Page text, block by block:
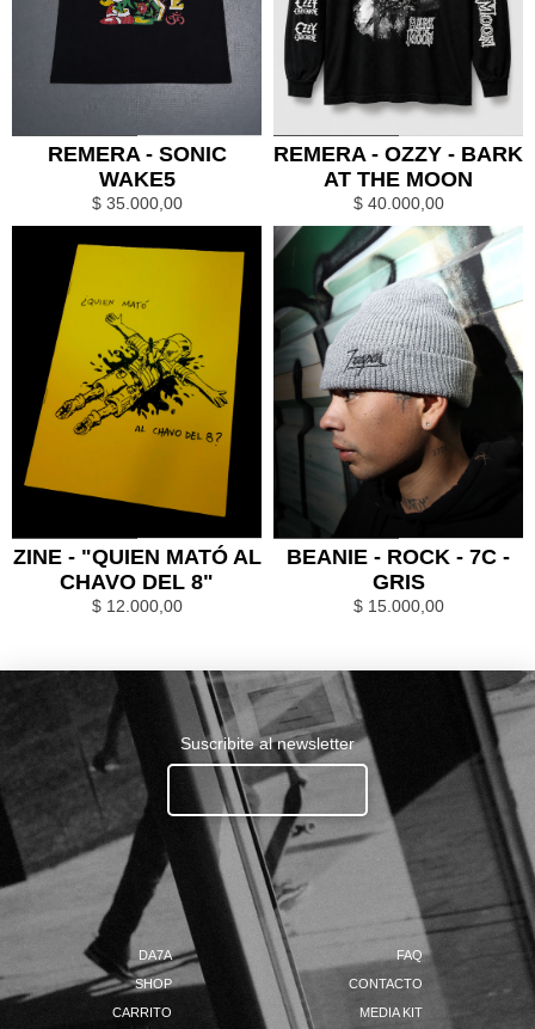
0 1
REMERA - SONIC
WAKE5
$35.000,00
0 1
REMERA - OZZY - BARK
AT THE MOON
$40.000,00
0 1
ZINE - "QUIEN MATÓ AL
CHAVO DEL 8"
$12.000,00
0 1
BEANIE - ROCK - 7C -
GRIS
$15.000,00
Suscribite al newsletter
Ingresa tu email.......
DA7A
SHOP
CARRITO
FAQ
CONTACTO
MEDIA KIT